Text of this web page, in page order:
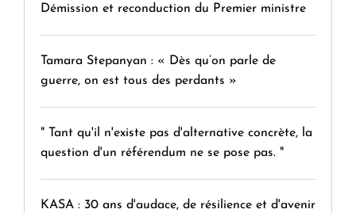
Démission et reconduction du Premier ministre
Tamara Stepanyan : « Dès qu’on parle de
guerre, on est tous des perdants »
" Tant qu'il n'existe pas d'alternative concrète, la
question d'un référendum ne se pose pas. "
KASA : 30 ans d'audace, de résilience et d'avenir